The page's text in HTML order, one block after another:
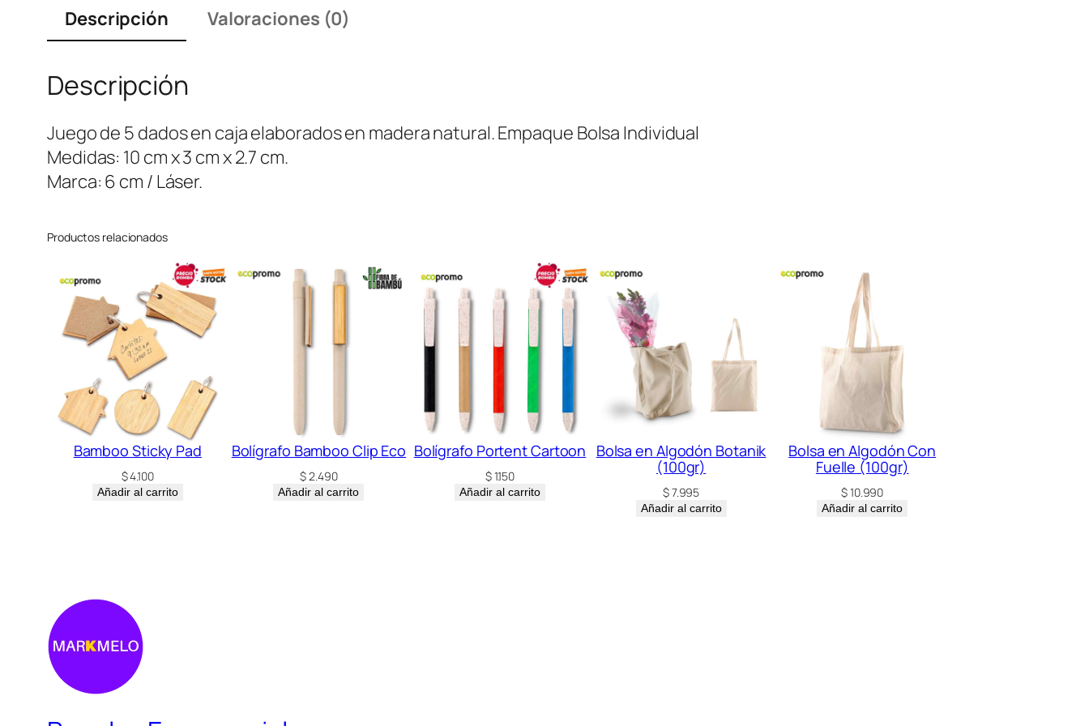
Descripción Valoraciones (0)
Descripción
Juego de 5 dados en caja elaborados en madera natural. Empaque Bolsa Individual
Medidas: 10 cm x 3 cm x 2.7 cm.
Marca: 6 cm / Láser.
Productos relacionados
Bamboo Sticky Pad
$4.100
Añadir al carrito
Bolígrafo Bamboo Clip Eco
$2.490
Añadir al carrito
Bolígrafo Portent Cartoon
$1.150
Añadir al carrito
Bolsa en Algodón Botanik
(100gr)
$7.995
Añadir al carrito
Bolsa en Algodón Con
Fuelle (100gr)
$10.990
Añadir al carrito